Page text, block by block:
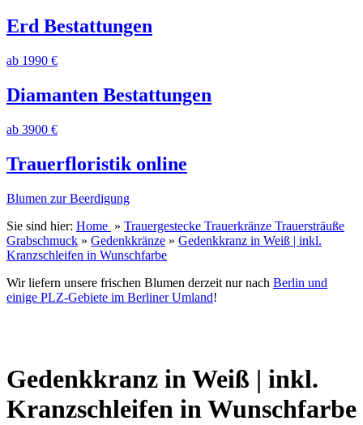
Erd Bestattungen
ab 1990 €
Diamanten Bestattungen
ab 3900 €
Trauerfloristik online
Blumen zur Beerdigung
Sie sind hier: Home » Trauergestecke Trauerkränze Trauersträuße
Grabschmuck » Gedenkkränze » Gedenkkranz in Weiß | inkl.
Kranzschleifen in Wunschfarbe
Wir liefern unsere frischen Blumen derzeit nur nach Berlin und
einige PLZ-Gebiete im Berliner Umland!
Gedenkkranz in Weiß | inkl.
Kranzschleifen in Wunschfarbe